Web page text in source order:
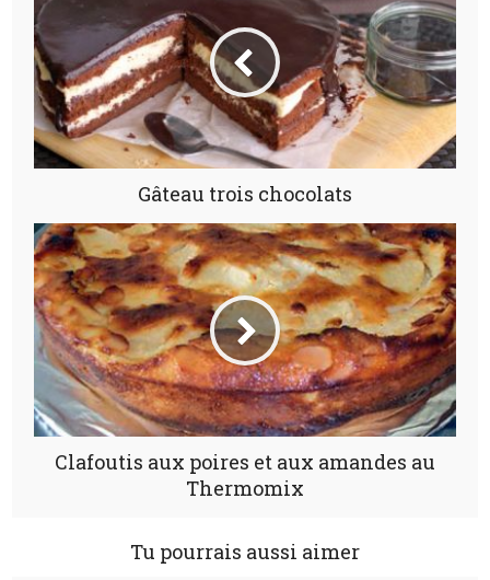
Gâteau trois chocolats
Clafoutis aux poires et aux amandes au
Thermomix
Tu pourrais aussi aimer